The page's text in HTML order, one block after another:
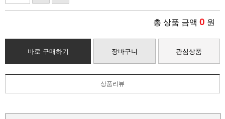
총 상품 금액 0 원
바로 구매하기 장바구니 관심상품
상품리뷰